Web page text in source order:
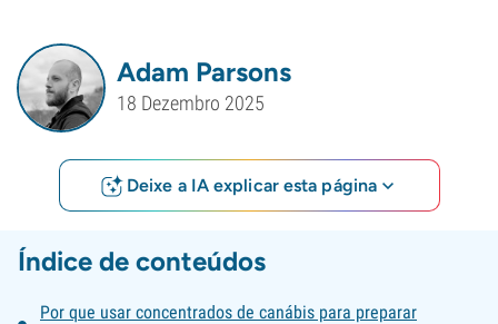
Adam Parsons
18 Dezembro 2025
Deixe a IA explicar esta página
Índice de conteúdos
Por que usar concentrados de canábis para preparar